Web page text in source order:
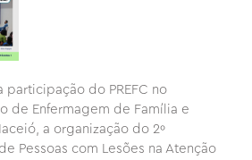
participação do PREFC no
de Enfermagem de Família e
a organização do 2º
Pessoas com Lesões na Atenção